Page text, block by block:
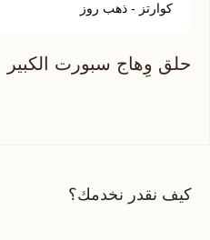
كوارتز - ذهب روز
حلق وِهاج سبورت الكبير
كيف نقدر نخدمك؟